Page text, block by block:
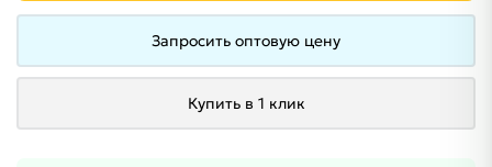
Запросить оптовую цену
Купить в 1 клик